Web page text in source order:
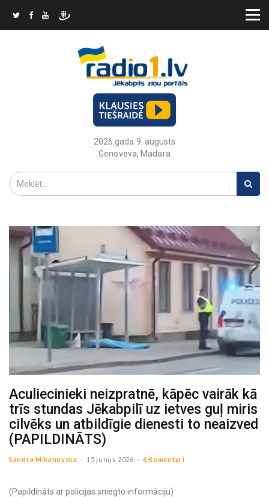
2026.gada 9. augusts
Genoveva, Madara
Aculiecinieki neizpratnē, kāpēc vairāk kā
trīs stundas Jēkabpilī uz ietves guļ miris
cilvēks un atbildīgie dienesti to neaizved
(PAPILDINĀTS)
Sandra Mikanovska -- 15 junijs 2026 -- 6 Komentāri
(Papildināts ar policijas sniegto informāciju)